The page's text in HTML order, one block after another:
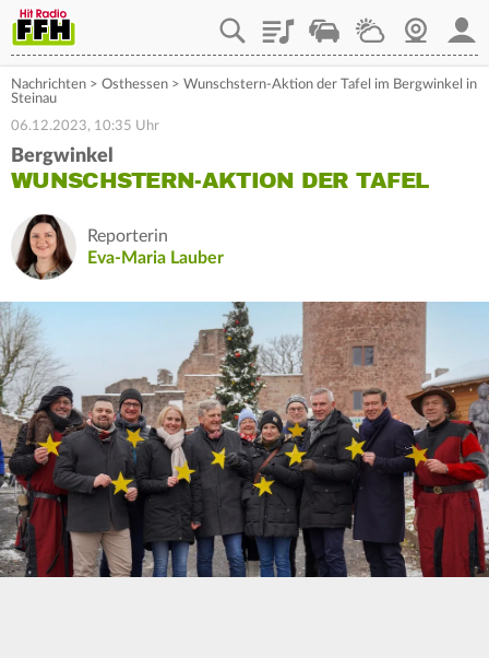
PlaylistStaupilotWetterWebcam
Nachrichten > Osthessen > Wunschstern-Aktion der Tafel im Bergwinkel in
Steinau
06.12.2023, 10:35 Uhr
Bergwinkel
WUNSCHSTERN-AKTION DER TAFEL
Reporterin
Eva-Maria Lauber